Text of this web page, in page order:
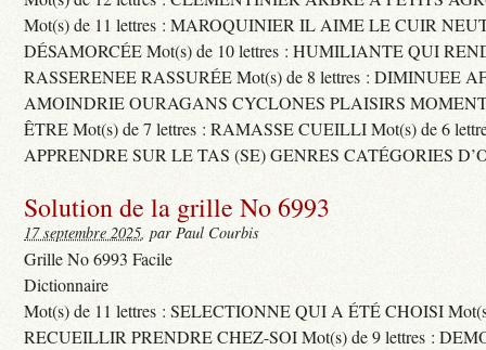
Mot(s) de 11 lettres : MAROQUINIER IL AIME LE CUIR
DÉSAMORCÉE Mot(s) de 10 lettres : HUMILIANTE QUI
RASSERENEE RASSURÉE Mot(s) de 8 lettres : DIMINUEE
AMOINDRIE OURAGANS CYCLONES PLAISIRS
ÊTRE Mot(s) de 7 lettres : RAMASSE CUEILLI Mot(s) de 6
APPRENDRE SUR LE TAS (SE) GENRES CATÉGORIES
Solution de la grille No 6993
17 septembre 2025, par Paul Courbis
Grille No 6993 Facile
Dictionnaire
Mot(s) de 11 lettres : SELECTIONNE QUI A ÉTÉ CHOISI
RECUEILLIR PRENDRE CHEZ-SOI Mot(s) de 9 lettres :